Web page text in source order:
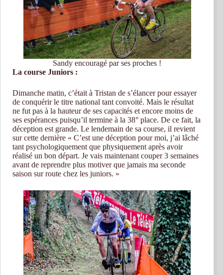
Sandy encouragé par ses proches !
La course Juniors :
Dimanche matin, c’était à Tristan de s’élancer pour essayer
de conquérir le titre national tant convoité. Mais le résultat
ne fut pas à la hauteur de ses capacités et encore moins de
ses espérances puisqu’il termine à la 38° place. De ce fait, la
déception est grande. Le lendemain de sa course, il revient
sur cette dernière « C’est une déception pour moi, j’ai lâché
tant psychologiquement que physiquement après avoir
réalisé un bon départ. Je vais maintenant couper 3 semaines
avant de reprendre plus motiver que jamais ma seconde
saison sur route chez les juniors. »